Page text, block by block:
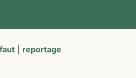
| reportage